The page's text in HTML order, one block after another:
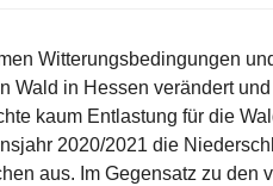
Witterungsbedingungen
Wald in Hessen verändert
kaum Entlastung für die
2020/2021 die
aus. Im Gegensatz zu den